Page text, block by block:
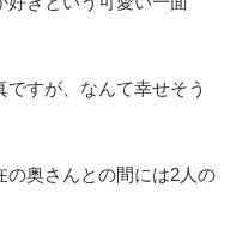
ですが、なんて幸せそう
の奥さんとの間には2人の